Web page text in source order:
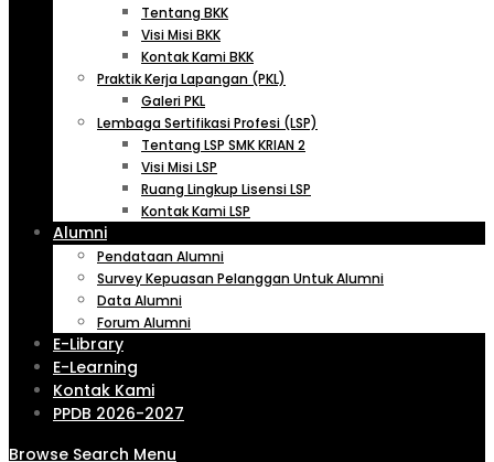
Tentang BKK
Visi Misi BKK
Kontak Kami BKK
Praktik Kerja Lapangan (PKL)
Galeri PKL
Lembaga Sertifikasi Profesi (LSP)
Tentang LSP SMK KRIAN 2
Visi Misi LSP
Ruang Lingkup Lisensi LSP
Kontak Kami LSP
Alumni
Pendataan Alumni
Survey Kepuasan Pelanggan Untuk Alumni
Data Alumni
Forum Alumni
E-Library
E-Learning
Kontak Kami
PPDB 2026-2027
Browse Search Menu